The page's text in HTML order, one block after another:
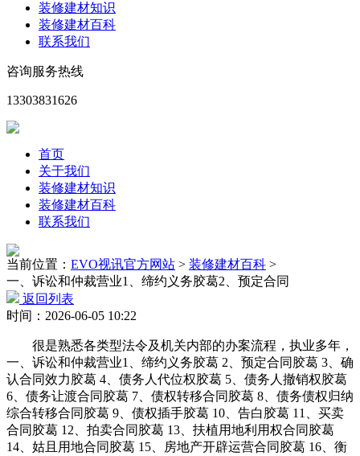
装修建材知识
装修建材百科
联系我们
咨询服务热线
13303831626
首页
关于我们
装修建材知识
装修建材百科
联系我们
当前位置： EVO视讯官方网站 > 装修建材百科 >
一、诉讼和仲裁营业1、缔约义务胶葛2、预定合同
返回列表
时间：2026-06-05 10:22
很是熟悉各类型法令及机关内部的办案流程，执业多年，
一、诉讼和仲裁营业1、缔约义务胶葛 2、预定合同胶葛 3、确
认合同效力胶葛 4、债务人代位权胶葛 5、债务人撤销权胶葛
6、债务让渡合同胶葛 7、债权转移合同胶葛 8、债务债权归纳
综合转移合同胶葛 9、债权插手胶葛 10、告白胶葛 11、买卖
合同胶葛 12、拍卖合同胶葛 13、扶植用地利用权合同胶葛
14、姑且用地合同胶葛 15、房地产开辟运营合同胶葛 16、衡